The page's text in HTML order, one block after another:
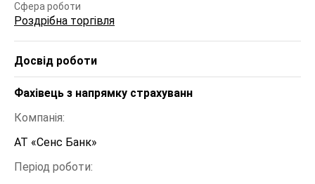
Сфера роботи
Роздрібна торгівля
Досвід роботи
Фахівець з напрямку страхуванн
Компанія:
АТ «Сенс Банк»
Період роботи: